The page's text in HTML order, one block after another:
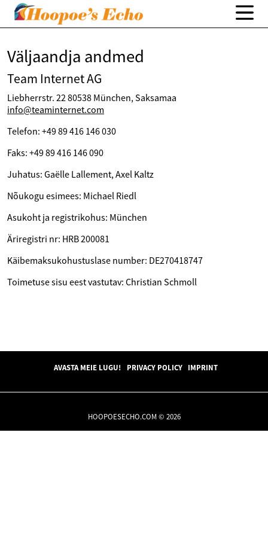
Väljaandja andmed
Team Internet AG
Liebherrstr. 22 80538 München, Saksamaa
info@teaminternet.com
Telefon: +49 89 416 146 030
Faks: +49 89 416 146 090
Juhatus: Gaëlle Lallement, Axel Kaltz
Nõukogu esimees: Michael Riedl
Asukoht ja registrikohus: München
Äriregistri nr: HRB 200081
Käibemaksukohustuslase number: DE270418747
Toimetuse sisu eest vastutav: Christian Schmoll
AVASTA MEIE LUGU! PRIVACY POLICY IMPRINT
HOOPOESECHO.COM © 2026